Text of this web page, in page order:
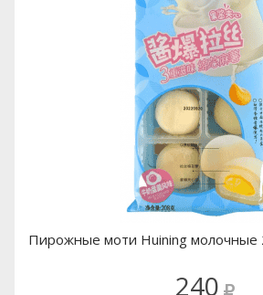
Пирожные моти Huining молочные
240